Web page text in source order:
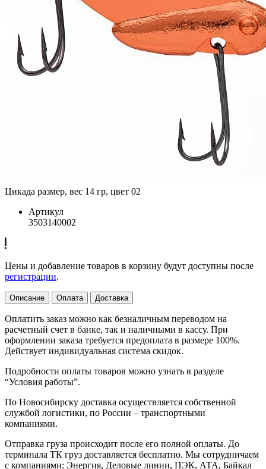
Цикада размер, вес 14 гр, цвет 02
Артикул
3503140002
Цены и добавление товаров в корзину будут доступны после
регистрации.
Описание Оплата Доставка
Оплатить заказ можно как безналичным переводом на
расчетный счет в банке, так и наличными в кассу. При
оформлении заказа требуется предоплата в размере 100%.
Действует индивидуальная система скидок.
Подробности оплаты товаров можно узнать в разделе
“Условия работы”.
По Новосибирску доставка осуществляется собственной
службой логистики, по России – транспортными
компаниями.
Отправка груза происходит после его полной оплаты. До
терминала ТК груз доставляется бесплатно. Мы сотрудничаем
с компаниями: Энергия, Деловые линии, ПЭК, АТА, Байкал